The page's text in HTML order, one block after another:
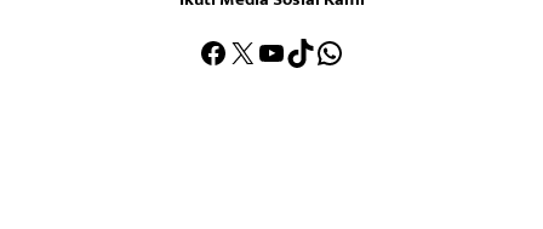
Facebook
X YouTube
TikTokWhatsApp